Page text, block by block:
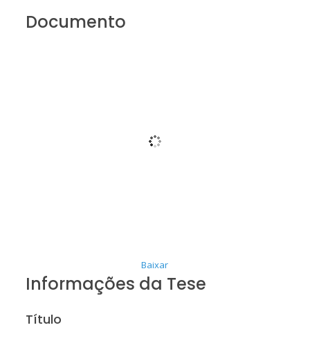
Documento
Baixar
Informações da Tese
Título